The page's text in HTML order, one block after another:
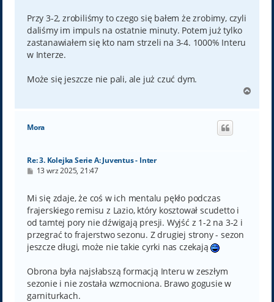
Przy 3-2, zrobiliśmy to czego się bałem że zrobimy, czyli
daliśmy im impuls na ostatnie minuty. Potem już tylko
zastanawiałem się kto nam strzeli na 3-4. 1000% Interu
w Interze.
Może się jeszcze nie pali, ale już czuć dym.
g
Mora
Re: 3. Kolejka Serie A: Juventus - Inter
P
t
13 wrz 2025, 21:47
Mi się zdaje, że coś w ich mentalu pękło podczas
frajerskiego remisu z Lazio, który kosztował scudetto i
od tamtej pory nie dźwigają presji. Wyjść z 1-2 na 3-2 i
przegrać to frajerstwo sezonu. Z drugiej strony - sezon
jeszcze długi, może nie takie cyrki nas czekają
Obrona była najsłabszą formacją Interu w zeszłym
sezonie i nie została wzmocniona. Brawo gogusie w
garniturkach.